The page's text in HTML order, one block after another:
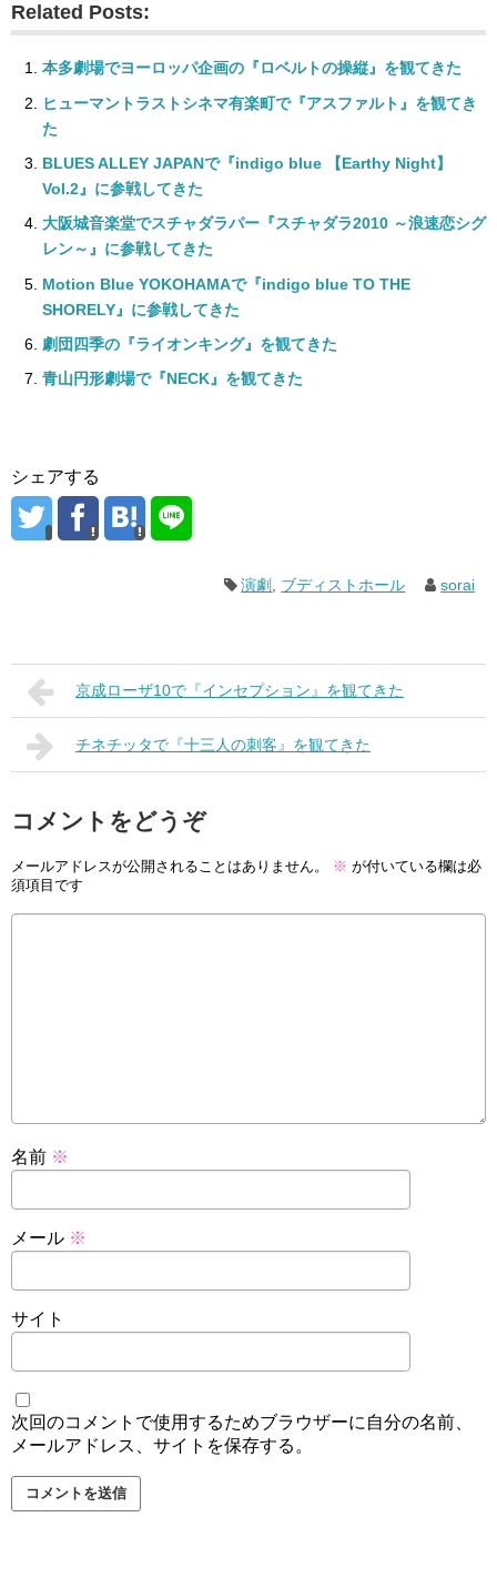
Related Posts:
本多劇場でヨーロッパ企画の『ロベルトの操縦』を観てきた
ヒューマントラストシネマ有楽町で『アスファルト』を観てき
た
BLUES ALLEY JAPANで『indigo blue 【Earthy Night】
Vol.2』に参戦してきた
大阪城音楽堂でスチャダラパー『スチャダラ2010 ～浪速恋シグ
レン～』に参戦してきた
Motion Blue YOKOHAMAで『indigo blue TO THE
SHORELY』に参戦してきた
劇団四季の『ライオンキング』を観てきた
青山円形劇場で『NECK』を観てきた
シェアする
演劇 ブディストホール sorai
京成ローザ10で『インセプション』を観てきた
チネチッタで『十三人の刺客』を観てきた
コメントをどうぞ
メールアドレスが公開されることはありません。 ※ が付いている欄は必
須項目です
名前 ※
メール ※
サイト
次回のコメントで使用するためブラウザーに自分の名前、
メールアドレス、サイトを保存する。